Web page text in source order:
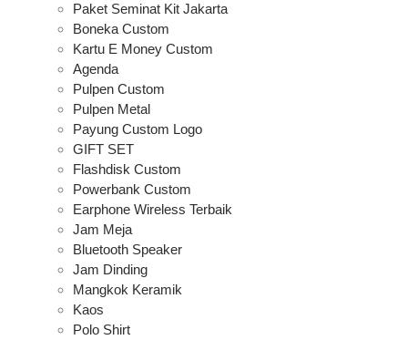
Paket Seminat Kit Jakarta
Boneka Custom
Kartu E Money Custom
Agenda
Pulpen Custom
Pulpen Metal
Payung Custom Logo
GIFT SET
Flashdisk Custom
Powerbank Custom
Earphone Wireless Terbaik
Jam Meja
Bluetooth Speaker
Jam Dinding
Mangkok Keramik
Kaos
Polo Shirt